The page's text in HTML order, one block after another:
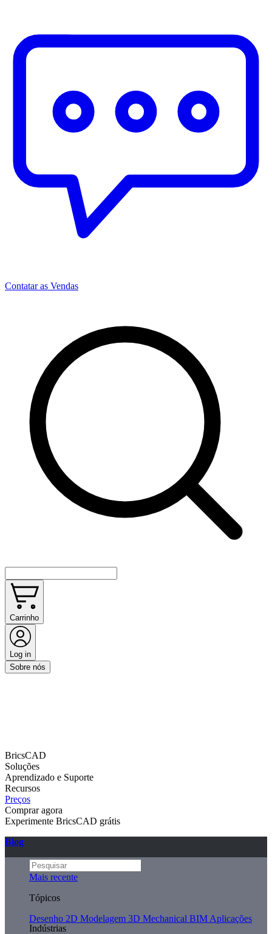
Contatar as Vendas
Carrinho
Log in
Sobre nós
BricsCAD
Soluções
Aprendizado e Suporte
Recursos
Preços
Comprar agora
Experimente BricsCAD grátis
Blog
Mais recente
Tópicos
Desenho 2D Modelagem 3D Mechanical BIM Aplicações
Indústrias